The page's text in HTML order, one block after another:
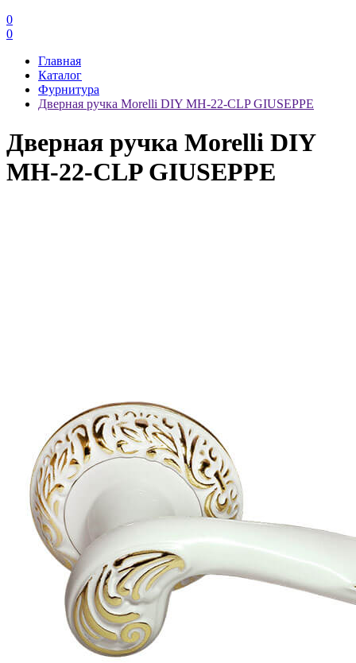
0
0
Главная
Каталог
Фурнитура
Дверная ручка Morelli DIY MH-22-CLP GIUSEPPE
Дверная ручка Morelli DIY
MH-22-CLP GIUSEPPE